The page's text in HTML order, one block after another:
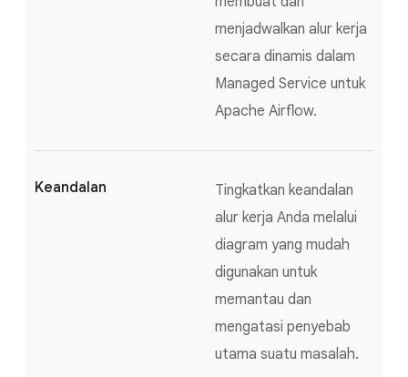
menjadwalkan alur kerja
secara dinamis dalam
Managed Service untuk
Apache Airflow.
Keandalan
Tingkatkan keandalan
alur kerja Anda melalui
diagram yang mudah
digunakan untuk
memantau dan
mengatasi penyebab
utama suatu masalah.